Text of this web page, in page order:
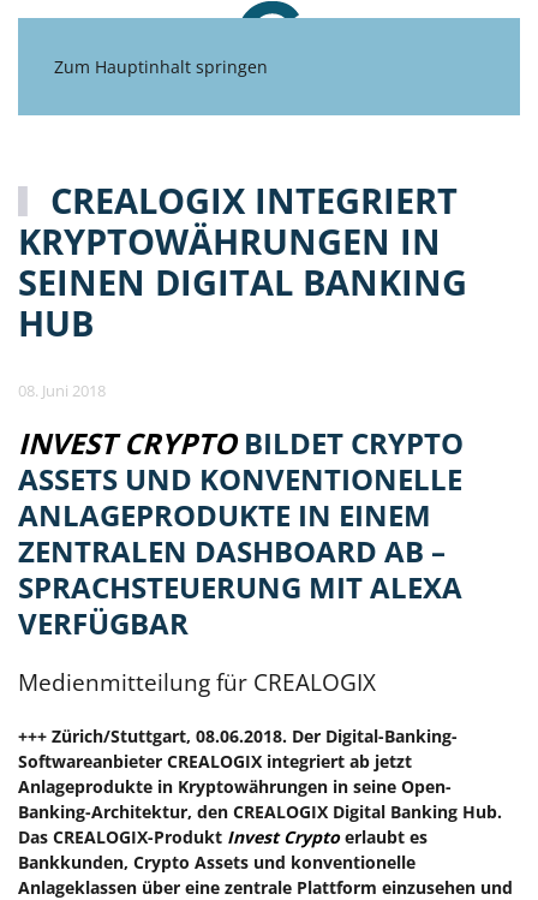
Zum Hauptinhalt springen
CREALOGIX INTEGRIERT
KRYPTOWÄHRUNGEN IN
SEINEN DIGITAL BANKING
HUB
08. Juni 2018
INVEST CRYPTOBILDET CRYPTO
ASSETS UND KONVENTIONELLE
ANLAGEPRODUKTE IN EINEM
ZENTRALEN DASHBOARD AB –
SPRACHSTEUERUNG MIT ALEXA
VERFÜGBAR
Medienmitteilung für CREALOGIX
+++ Zürich/Stuttgart, 08.06.2018. Der Digital-Banking-
Softwareanbieter CREALOGIX integriert ab jetzt
Anlageprodukte in Kryptowährungen in seine Open-
Banking-Architektur, den CREALOGIX Digital Banking Hub.
Das CREALOGIX-Produkt Invest Cryptoerlaubt es
Bankkunden, Crypto Assets und konventionelle
Anlageklassen über eine zentrale Plattform einzusehen und